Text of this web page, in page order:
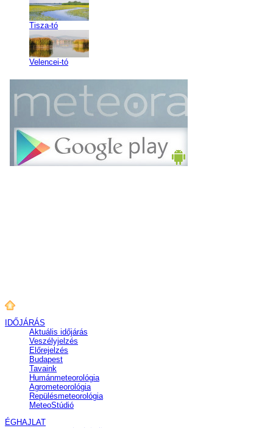
Tisza-tó
Velencei-tó
IDŐJÁRÁS
Aktuális időjárás
Veszélyjelzés
Előrejelzés
Budapest
Tavaink
Humánmeteorológia
Agrometeorológia
Repülésmeteorológia
MeteoStúdió
ÉGHAJLAT